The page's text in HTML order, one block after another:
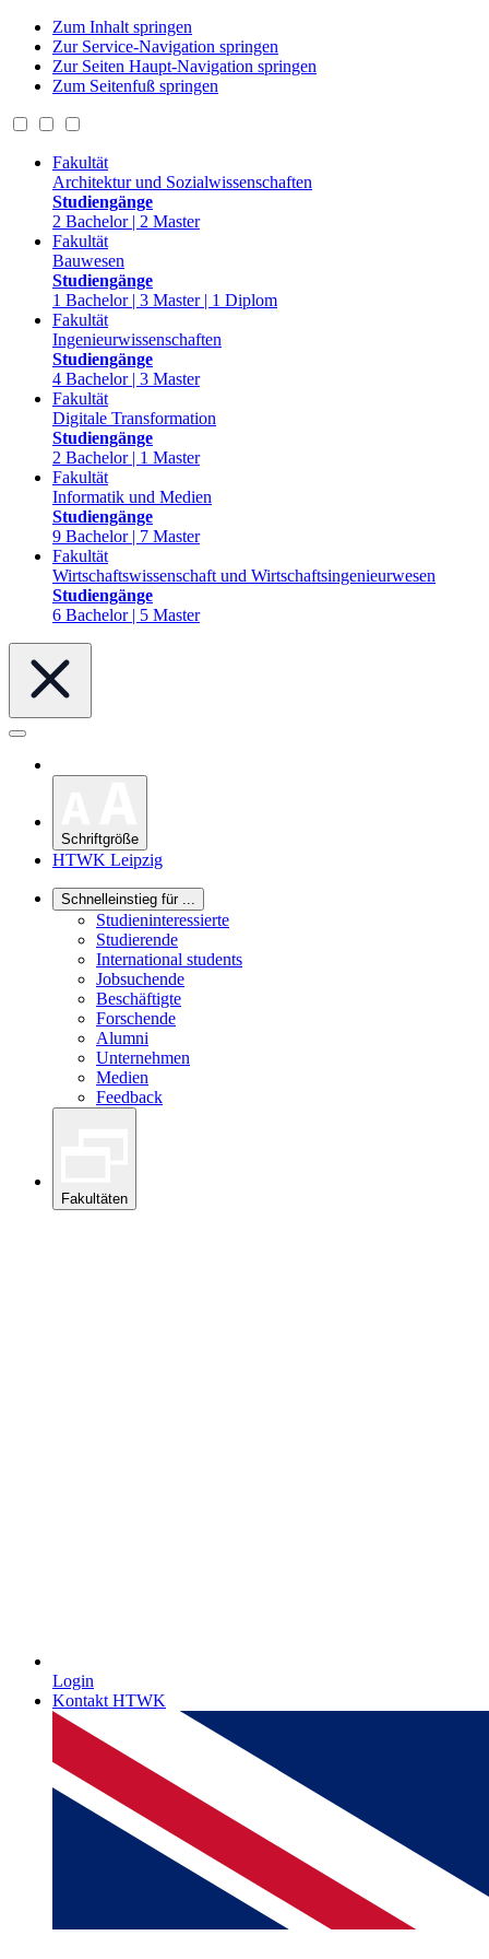
Zum Inhalt springen
Zur Service-Navigation springen
Zur Seiten Haupt-Navigation springen
Zum Seitenfuß springen
Fakultät
Architektur und Sozialwissenschaften
Studiengänge
2 Bachelor | 2 Master
Fakultät
Bauwesen
Studiengänge
1 Bachelor | 3 Master | 1 Diplom
Fakultät
Ingenieurwissenschaften
Studiengänge
4 Bachelor | 3 Master
Fakultät
Digitale Transformation
Studiengänge
2 Bachelor | 1 Master
Fakultät
Informatik und Medien
Studiengänge
9 Bachelor | 7 Master
Fakultät
Wirtschaftswissenschaft und Wirtschaftsingenieurwesen
Studiengänge
6 Bachelor | 5 Master
Schriftgröße
HTWK Leipzig
Schnelleinstieg für ...
Studieninteressierte
Studierende
International students
Jobsuchende
Beschäftigte
Forschende
Alumni
Unternehmen
Medien
Feedback
Fakultäten
Login
Kontakt HTWK